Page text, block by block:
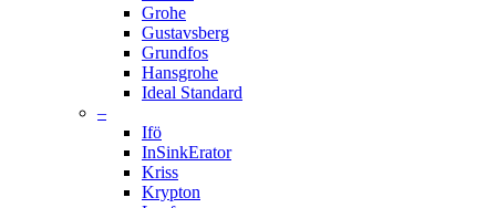
Grohe
Gustavsberg
Grundfos
Hansgrohe
Ideal Standard
–
Ifö
InSinkErator
Kriss
Krypton